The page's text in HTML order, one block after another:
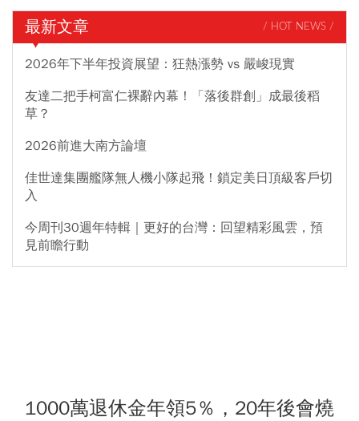
最新文章 / HOT NEWS /
2026年下半年投資展望：狂熱漲勢 vs 嚴峻現實
友達二把手柯富仁裸辭內幕！「落後群創」成最後稻
草？
2026前進大南方論壇
佳世達集團艦隊無人機小隊起飛！鎖定美日頂級客戶切
入
今周刊30週年特輯｜更好的台灣：回望精彩風雲，預
見前瞻行動
1000萬退休金年領5％，20年後會燒